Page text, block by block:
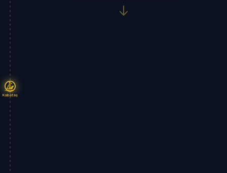
Kabataş